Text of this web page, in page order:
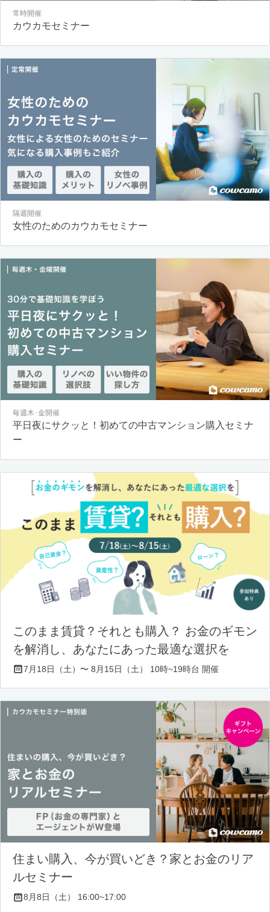
常時開催
カウカモセミナー
隔週開催
女性のためのカウカモセミナー
毎週木･金開催
平日夜にサクッと！初めての中古マンション購入セミナ
ー
このまま賃貸？それとも購入？ お金のギモン
を解消し、あなたにあった最適な選択を
7月18日（土）〜 8月15日（土） 10時~19時台 開催
住まい購入、今が買いどき？家とお金のリア
ルセミナー
8月8日（土） 16:00~17:00